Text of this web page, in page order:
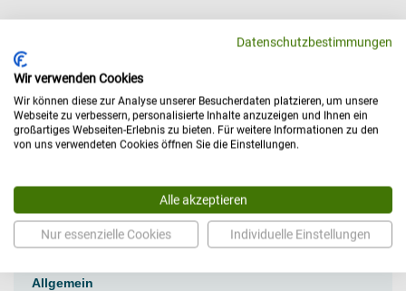
Bezug:
Micronara anthrazit oder nach Farbkarte
KL weiß oder nach Farbkarte
Technische Daten
Allgemein
Datenschutzbestimmungen
Wir verwenden Cookies
Wir können diese zur Analyse unserer Besucherdaten platzieren, um unsere
Webseite zu verbessern, personalisierte Inhalte anzuzeigen und Ihnen ein
großartiges Webseiten-Erlebnis zu bieten. Für weitere Informationen zu den
von uns verwendeten Cookies öffnen Sie die Einstellungen.
Alle akzeptieren
Nur essenzielle Cookies Individuelle Einstellungen